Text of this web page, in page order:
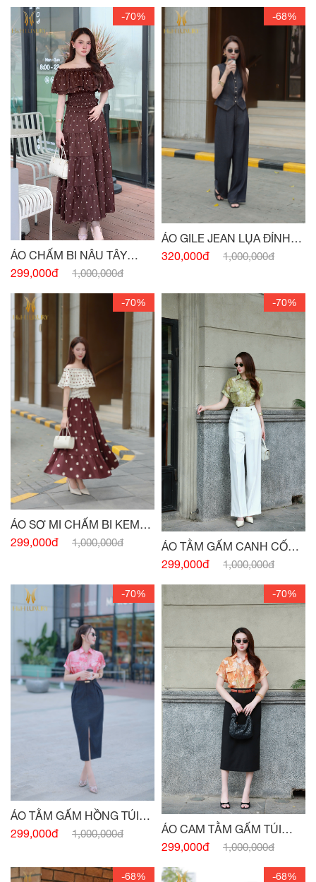
-70%
ÁO CHẤM BI NÂU TÂY
CHUN EO
299,000đ 1,000,000đ
-68%
ÁO GILE JEAN LỤA ĐÍNH
CÚC
320,000đ 1,000,000đ
-70%
ÁO SƠ MI CHẤM BI KEM
ĐỎ CHUN VAI
299,000đ 1,000,000đ
-70%
ÁO TẰM GẤM CANH CỐM
TÚI NGỰC
299,000đ 1,000,000đ
-70%
ÁO TẰM GẤM HỒNG TÚI
NGỰC
299,000đ 1,000,000đ
-70%
ÁO CAM TẰM GẤM TÚI
NGỰC
299,000đ 1,000,000đ
-68% -68%